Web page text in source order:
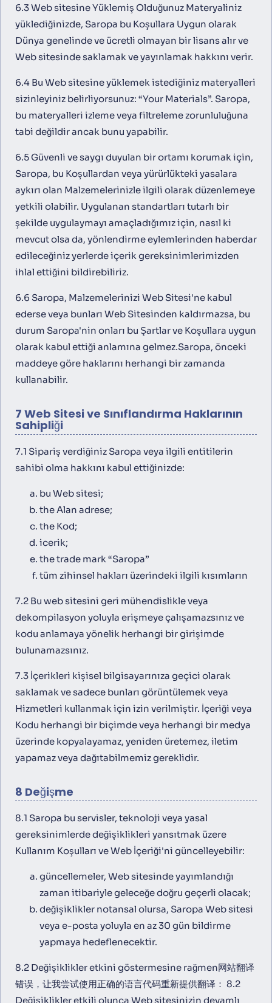
6.3 Web sitesine Yüklemiş Olduğunuz Materyaliniz
yüklediğinizde, Saropa bu Koşullara Uygun olarak
Dünya genelinde ve ücretli olmayan bir lisans alır ve
Web sitesinde saklamak ve yayınlamak hakkını verir.
6.4 Bu Web sitesine yüklemek istediğiniz materyalleri
sizinleyiniz belirliyorsunuz: “Your Materials”. Saropa,
bu materyalleri izleme veya filtreleme zorunluluğuna
tabi değildir ancak bunu yapabilir.
6.5 Güvenli ve saygı duyulan bir ortamı korumak için,
Saropa, bu Koşullardan veya yürürlükteki yasalara
aykırı olan Malzemelerinizle ilgili olarak düzenlemeye
yetkili olabilir. Uygulanan standartları tutarlı bir
şekilde uygulaymayı amaçladığımız için, nasıl ki
mevcut olsa da, yönlendirme eylemlerinden haberdar
edileceğiniz yerlerde içerik gereksinimlerimizden
ihlal ettiğini bildirebiliriz.
6.6 Saropa, Malzemelerinizi Web Sitesi'ne kabul
ederse veya bunları Web Sitesinden kaldırmazsa, bu
durum Saropa'nin onları bu Şartlar ve Koşullara uygun
olarak kabul ettiği anlamına gelmez.Saropa, önceki
maddeye göre haklarını herhangi bir zamanda
kullanabilir.
7 Web Sitesi ve Sınıflandırma Haklarının
Sahipliği
7.1 Sipariş verdiğiniz Saropa veya ilgili entitilerin
sahibi olma hakkını kabul ettiğinizde:
bu Web sitesi;
the Alan adrese;
the Kod;
icerik;
the trade mark “Saropa”
tüm zihinsel hakları üzerindeki ilgili kısımların
7.2 Bu web sitesini geri mühendislikle veya
dekompilasyon yoluyla erişmeye çalışamazsınız ve
kodu anlamaya yönelik herhangi bir girişimde
bulunamazsınız.
7.3 İçerikleri kişisel bilgisayarınıza geçici olarak
saklamak ve sadece bunları görüntülemek veya
Hizmetleri kullanmak için izin verilmiştir. İçeriği veya
Kodu herhangi bir biçimde veya herhangi bir medya
üzerinde kopyalayamaz, yeniden üretemez, iletim
yapamaz veya dağıtabilmemiz gereklidir.
8 Değişme
8.1 Saropa bu servisler, teknoloji veya yasal
gereksinimlerde değişiklikleri yansıtmak üzere
Kullanım Koşulları ve Web İçeriği'ni güncelleyebilir:
güncellemeler, Web sitesinde yayımlandığı
zaman itibariyle geleceğe doğru geçerli olacak;
değişiklikler notansal olursa, Saropa Web sitesi
veya e-posta yoluyla en az 30 gün bildirme
yapmaya hedeflenecektir.
8.2 Değişiklikler etkini göstermesine rağmen网站翻译
错误，让我尝试使用正确的语言代码重新提供翻译： 8.2
Değişiklikler etkili olunca Web sitesinizin devamlı